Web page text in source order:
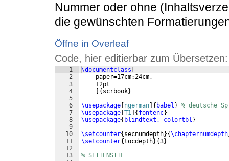
Nummer oder ohne
die gewünschten
Öffne in Overleaf
Code, hier editierbar zum Übersetzen:
1
2
3
4
5
6
7
8
9
10
11
12
13
\documentclass
    paper=17cm:24cm,
    12pt
{ scrbook}
\usepackage ngerman { babel } % deutsche
\usepackage T1 { fontenc}
\usepackage{ blindtext, colortbl }
\setcounter{ secnumdepth}{\chapternumdepth
\setcounter{tocdepth}{3}
% SEITENSTIL